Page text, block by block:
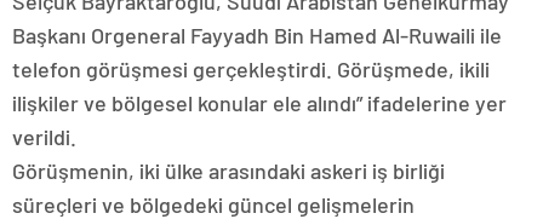
Başkanı Orgeneral Fayyadh Bin Hamed Al-Ruwaili ile
telefon görüşmesi gerçekleştirdi. Görüşmede, ikili
ilişkiler ve bölgesel konular ele alındı” ifadelerine yer
verildi.
Görüşmenin, iki ülke arasındaki askeri iş birliği
süreçleri ve bölgedeki güncel gelişmelerin